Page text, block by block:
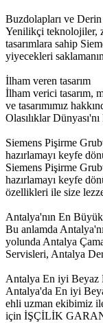
Buzdolapları ve
Yenilikçi teknolojiler,
tasarımlara sahip
yiyecekleri
İlham veren tasarım
İlham verici tasarım,
ve tasarımımız
Olasılıklar
Siemens Pişirme
hazırlamayı keyfe
Siemens Pişirme
hazırlamayı keyfe
özellikleri ile size
Antalya'nın En
Bu anlamda
yolunda Antalya
Servisleri, Antalya
Antalya En iyi Beyaz
Antalya'da En iyi
ehli uzman ekibimiz
için İŞÇİLİK